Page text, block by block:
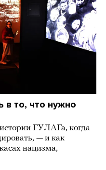
в то, что нужно
ГУЛАГа, когда
— и как
нацизма,